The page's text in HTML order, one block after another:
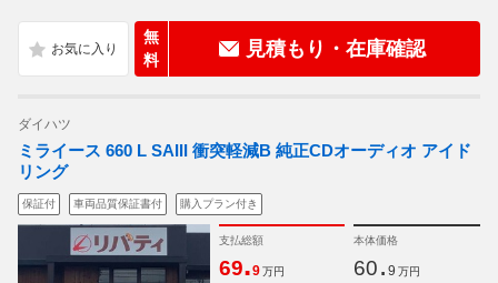
無
料
見積もり・在庫確認
ダイハツ
ミライース 660 L SAIII 衝突軽減B 純正CDオーディオ アイド
リング
保証付 車両品質保証書付 購入プラン付き
支払総額
69.9 万円
本体価格
60. 9 万円